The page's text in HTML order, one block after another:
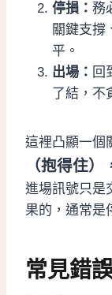
停損： 務
關鍵支撐
平。
出場： 回
了結，不
這裡凸顯一個
（抱得住
進場訊號只是
果的，通常是
常見錯